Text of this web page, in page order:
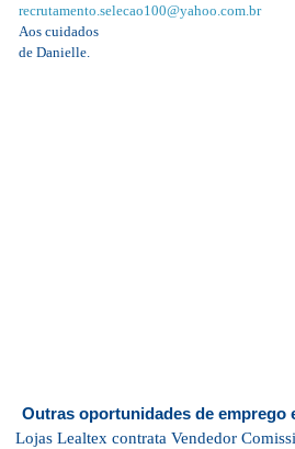
recrutamento.selecao100@yahoo.com.br
Aos cuidados
de Danielle.
Outras oportunidades de emprego
Lojas Lealtex contrata Vendedor